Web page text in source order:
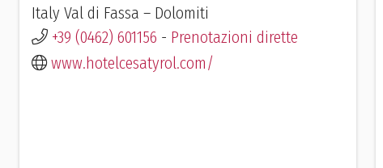
Italy Val di Fassa – Dolomiti
+39 (0462) 601156 - Prenotazioni dirette
www.hotelcesatyrol.com/